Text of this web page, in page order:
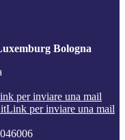
Bologna
per inviare una mail
Link per inviare una mail